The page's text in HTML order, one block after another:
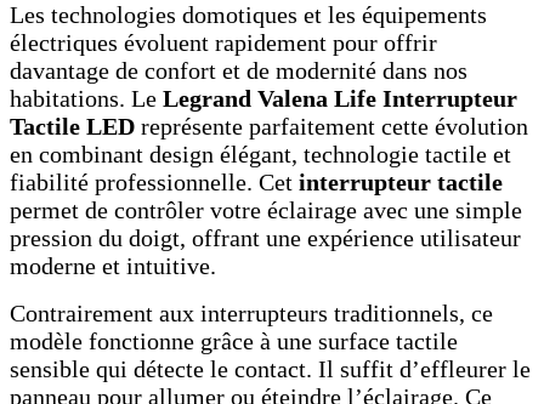
Les technologies domotiques et les équipements
électriques évoluent rapidement pour offrir
davantage de confort et de modernité dans nos
habitations. Le Legrand Valena Life Interrupteur
Tactile LED représente parfaitement cette évolution
en combinant design élégant, technologie tactile et
fiabilité professionnelle. Cet interrupteur tactile
permet de contrôler votre éclairage avec une simple
pression du doigt, offrant une expérience utilisateur
moderne et intuitive.
Contrairement aux interrupteurs traditionnels, ce
modèle fonctionne grâce à une surface tactile
sensible qui détecte le contact. Il suffit d’effleurer le
panneau pour allumer ou éteindre l’éclairage. Ce